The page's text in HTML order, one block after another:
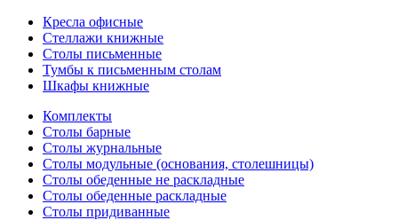
Кресла офисные
Стеллажи книжные
Столы письменные
Тумбы к письменным столам
Шкафы книжные
Комплекты
Столы барные
Столы журнальные
Столы модульные (основания, столешницы)
Столы обеденные не раскладные
Столы обеденные раскладные
Столы придиванные